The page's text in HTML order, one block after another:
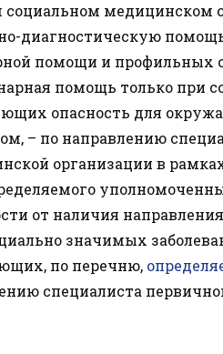
социальном медицинском
диагностическую
помощи и профильных
помощь только при
опасность для
– по направлению
организации в
от наличия
значимых
по перечню,
специалиста